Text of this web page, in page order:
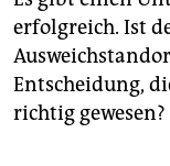
erfolgreich. Ist
Entscheidung,
richtig gewesen?